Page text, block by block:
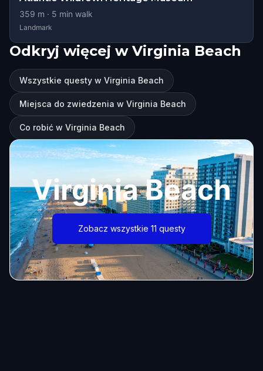
359 m · 5 min walk
Landmark
Odkryj więcej w Virginia Beach
Wszystkie questy w Virginia Beach
Miejsca do zwiedzenia w Virginia Beach
Co robić w Virginia Beach
Virginia Beach
Zobacz wszystkie 11 questy